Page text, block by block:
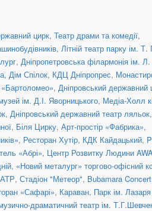
цирк, Театр драми та комедії,
, Літній театр парку ім. Т.
, Дніпропетровська філармонія ім.
, Дім Спілок, КДЦ Дніпропрес,
, Дніпровський державний
ім. Д.І. Яворницького, Медіа-Холл
, Дніпровський державний театр ляльок,
, Біля Цирку, Арт-простір «Фабрика»,
, Ресторан Хутір, КДК Кайдацький,
«Абрі», Центр Розвитку Людини
, «Новий металург» торгово-офісний
, Стадіон "Метеор", Bubamara
«Сафарі», Караван, Парк ім. Лазаря
драматичний театр ім.